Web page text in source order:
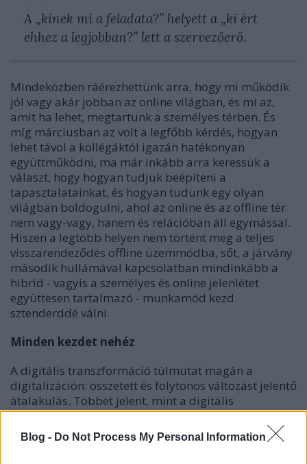
Blog - Do Not Process My Personal Information
A „kinek mi a feladata?” helyett a „ki ért
ehhez a legjobban?” lett a szervezőerő.
Mindeközben ráérezhettünk arra, hogy mi működik
jól vagy akár jobban az online világban, és mi az,
amit ha lehet, megtartunk a személyes térben. És
míg márciusban az volt a legfőbb kérdés, hogyan
lehet távol a kollégáktól igazán hatékonyan
együttműködni, ma már inkább arra keressük a
választ, hogy hogyan tudjuk beépíteni a
tapasztalatainkat, és hogyan tudunk egy olyan
világban boldogulni, ahol az online és az offline tér
nem vagy-vagy, hanem és relációban áll egymással.
Hiszen a legtöbb helyen nem történt meg a teljes
visszarendeződés offline üzemmódba, sőt, a járvány
második hullámával kapcsolatban mindinkább a
hibrid - vagyis a személyes és online jelenlétet
együttesen tartalmazó - munkamód kezd
sztenderddé válni.
Minden kezdet nehéz
A digitális transzformáció túlmutat magán a
digitalizáción: összetett és folytonos változást jelentő
átalakulás. Többet jelent, mint a digitális
megoldások használata, egy erős szemléletmódbeli
változás is van mögötte. A digitalizáció ugyanis
átalakítja a munkahelyeket, a munkafolyamatokat